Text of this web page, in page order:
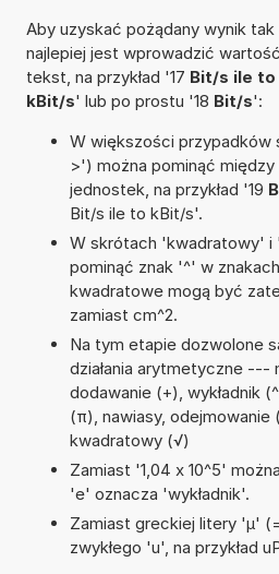
Aby uzyskać pożądany wynik
najlepiej jest wprowadzić
tekst, na przykład '17 Bit/s ile
kBit/s' lub po prostu '18 Bit/s':
W większości
>') można pominąć
jednostek, na przykład '19
Bit/s ile to kBit/s'.
W skrótach 'kwadratowy' i
pominąć znak '^' w
kwadratowe mogą być
zamiast cm^2.
Na tym etapie dozwolone
działania arytmetyczne ---
dodawanie (+), wykładnik
(π), nawiasy,
kwadratowy (√)
Zamiast '1,04 x 10^5'
'e' oznacza 'wykładnik'.
Zamiast greckiej litery 'µ'
zwykłego 'u', na przykład